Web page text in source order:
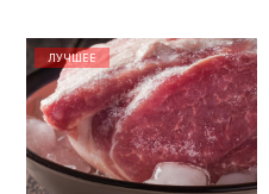
ЛУЧШЕЕ